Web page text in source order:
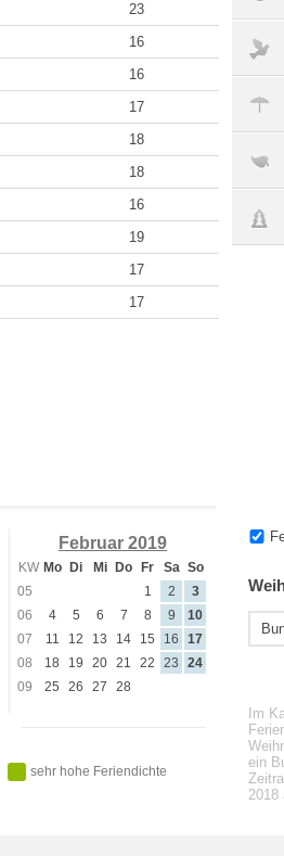
23
16
16
17
18
18
16
19
17
17
Februar 2019
KW Mo Di Mi Do Fr Sa So
05
1 2
3
06
4 5 6 7 8 9
10
07
11 12 13 14 15 16
17
08
18 19 20 21 22 23
24
09
25 26 27 28
sehr hohe Feriendichte
Im
ein
2018